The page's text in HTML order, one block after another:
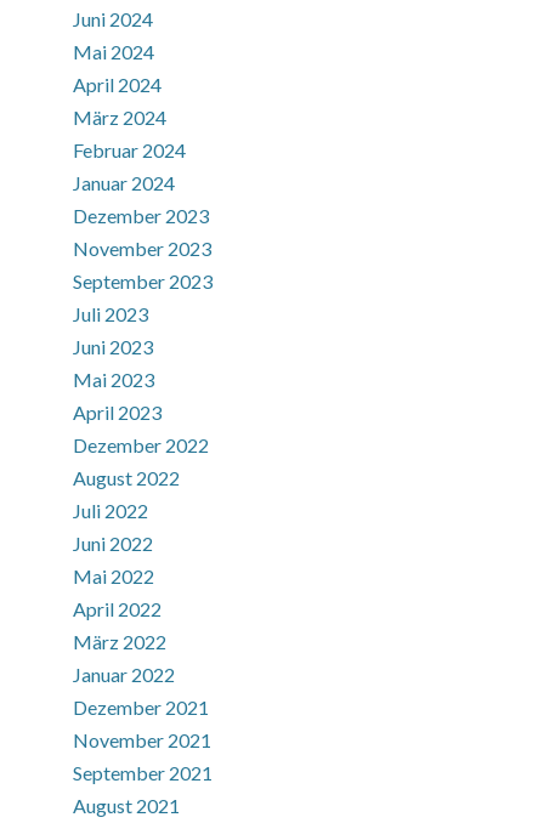
Juni 2024
Mai 2024
April 2024
März 2024
Februar 2024
Januar 2024
Dezember 2023
November 2023
September 2023
Juli 2023
Juni 2023
Mai 2023
April 2023
Dezember 2022
August 2022
Juli 2022
Juni 2022
Mai 2022
April 2022
März 2022
Januar 2022
Dezember 2021
November 2021
September 2021
August 2021